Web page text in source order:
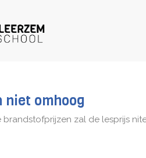
niet omhoog
brandstofprijzen zal de lesprijs